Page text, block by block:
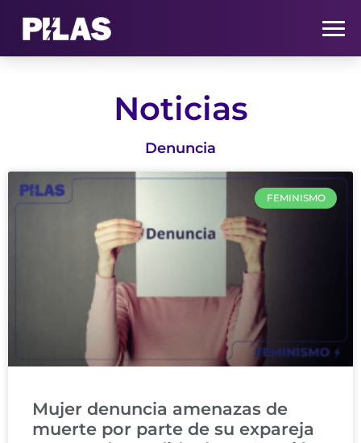
HOME
NOTICIAS
QUIÉNES SOMOS
CONTACTO
Noticias
Denuncia
FEMINISMO
Mujer denuncia amenazas de
muerte por parte de su expareja